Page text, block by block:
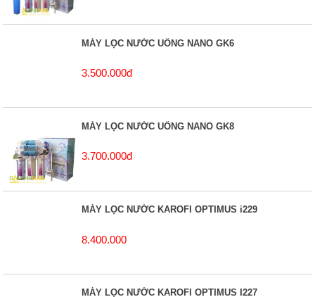
MÁY LỌC NƯỚC UỐNG NANO GK6
3.500.000đ
MÁY LỌC NƯỚC UỐNG NANO GK8
3.700.000đ
MÁY LỌC NƯỚC KAROFI OPTIMUS i229
8.400.000
MÁY LỌC NƯỚC KAROFI OPTIMUS I227